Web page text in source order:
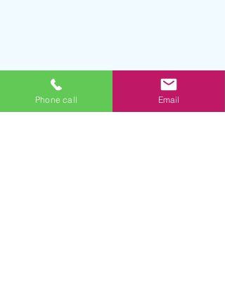
Phone call Email